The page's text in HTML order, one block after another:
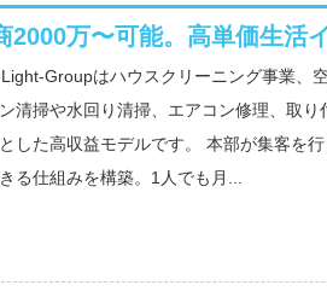
2000万〜可能。高単価生活
Groupはハウスクリーニング事業、
清掃や水回り清掃、エアコン修理、取
した高収益モデルです。 本部が集客を
る仕組みを構築。1人でも月...